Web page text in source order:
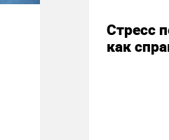
Стресс
как